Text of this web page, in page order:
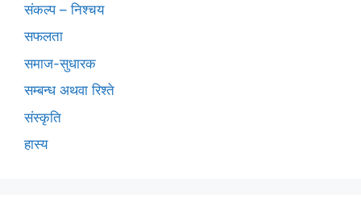
संकल्प – निश्चय
सफलता
समाज-सुधारक
सम्बन्ध अथवा रिश्ते
संस्कृति
हास्य